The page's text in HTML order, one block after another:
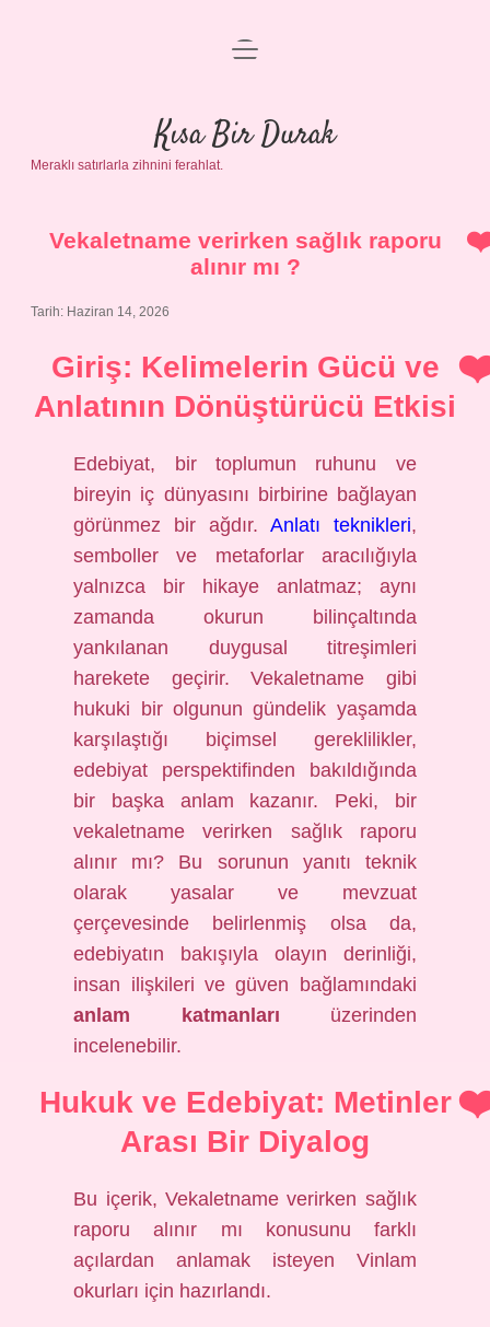
Anasayfa
Gizlilik Politikası
Yasal Uyarı
menüyü
Kısa Bir Durak
Meraklı satırlarla zihnini ferahlat.
Vekaletname verirken sağlık raporu
alınır mı ?
Tarih: Haziran 14, 2026
Giriş: Kelimelerin Gücü ve
Anlatının Dönüştürücü Etkisi
Edebiyat, bir toplumun ruhunu ve
bireyin iç dünyasını birbirine bağlayan
görünmez bir ağdır. Anlatı teknikleri,
semboller ve metaforlar aracılığıyla
yalnızca bir hikaye anlatmaz; aynı
zamanda okurun bilinçaltında
yankılanan duygusal titreşimleri
harekete geçirir. Vekaletname gibi
hukuki bir olgunun gündelik yaşamda
karşılaştığı biçimsel gereklilikler,
edebiyat perspektifinden bakıldığında
bir başka anlam kazanır. Peki, bir
vekaletname verirken sağlık raporu
alınır mı? Bu sorunun yanıtı teknik
olarak yasalar ve mevzuat
çerçevesinde belirlenmiş olsa da,
edebiyatın bakışıyla olayın derinliği,
insan ilişkileri ve güven bağlamındaki
anlam katmanları üzerinden
incelenebilir.
Hukuk ve Edebiyat: Metinler
Arası Bir Diyalog
Bu içerik, Vekaletname verirken sağlık
raporu alınır mı konusunu farklı
açılardan anlamak isteyen Vinlam
okurları için hazırlandı.